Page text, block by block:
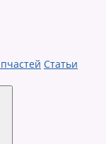
Статьи